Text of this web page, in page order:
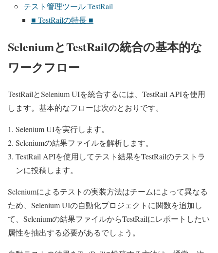
テスト管理ツール TestRail
■ TestRailの特長 ■
SeleniumとTestRailの統合の基本的な
ワークフロー
TestRailとSelenium UIを統合するには、TestRail APIを使用
します。基本的なフローは次のとおりです。
Selenium UIを実行します。
Seleniumの結果ファイルを解析します。
TestRail APIを使用してテスト結果をTestRailのテストラ
ンに投稿します。
Seleniumによるテストの実装方法はチームによって異なる
ため、Selenium UIの自動化プロジェクトに関数を追加し
て、Seleniumの結果ファイルからTestRailにレポートしたい
属性を抽出する必要があるでしょう。